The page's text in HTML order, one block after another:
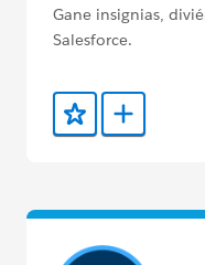
Gane insignias,
Salesforce.
Agregar a favoritos
Agregar a